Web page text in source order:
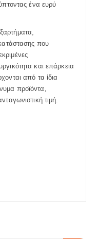
ένα ευρύ
που
και επάρκεια
από τα ίδια
προϊόντα,
τιμή.